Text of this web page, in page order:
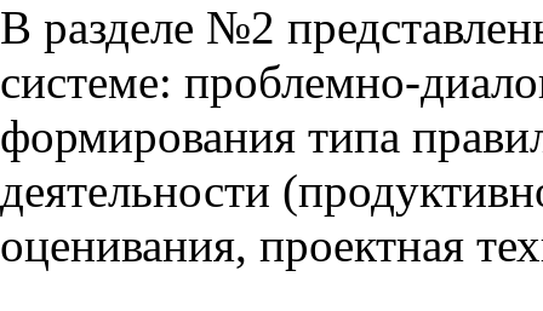
В разделе №2
системе: проблемно-
формирования типа
деятельности
оценивания, проектная